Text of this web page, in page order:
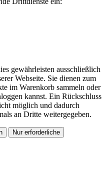
gewährleisten ausschließlich
Webseite. Sie dienen zum
im Warenkorb sammeln oder
kannst. Ein Rückschluss
möglich und dadurch
an Dritte weitergegeben.
Nur erforderliche